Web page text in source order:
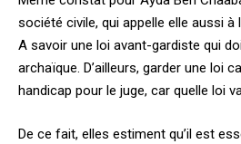
société civile, qui appelle elle aussi à
A savoir une loi avant-gardiste qui
archaïque. D’ailleurs, garder une loi
handicap pour le juge, car quelle loi
De ce fait, elles estiment qu’il est